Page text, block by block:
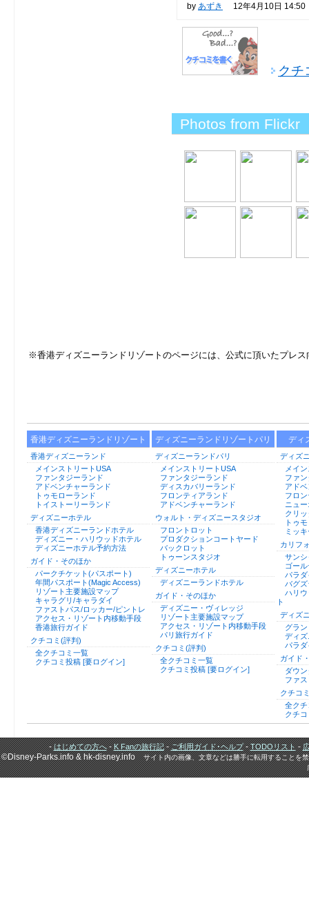
by あずき 12年4月10日 14:50
クチ
Photos from Flickr
※香港ディズニーランドリゾートのページには、公式に頂いたプレ
香港ディズニーランドリゾート
香港ディズニーランド
メインストリートUSA
ファンタジーランド
アドベンチャーランド
トゥモローランド
トイストーリーランド
ディズニーホテル
香港ディズニーランドホテル
ディズニー・ハリウッドホテル
ディズニーホテル予約方法
ガイド・そのほか
パークチケット(パスポート)
年間パスポート(Magic Access)
リゾート主要施設マップ
キャラグリ/キャラダイ
ファストパス/ロッカー/ピントレ
アクセス・リゾート内移動手段
香港旅行ガイド
クチコミ(評判)
全クチコミ一覧
クチコミ投稿 [要ログイン]
ディズニーランドリゾートパリ
ディズニーランドパリ
メインストリートUSA
ファンタジーランド
ディスカバリーランド
フロンティアランド
アドベンチャーランド
ウォルト・ディズニースタジオ
フロントロット
プロダクションコートヤード
バックロット
トゥーンスタジオ
ディズニーホテル
ディズニーランドホテル
ガイド・そのほか
ディズニー・ヴィレッジ
リゾート主要施設マップ
アクセス・リゾート内移動手段
パリ旅行ガイド
クチコミ(評判)
全クチコミ一覧
クチコミ投稿 [要ログイン]
ディ
ディズ
メイ
ファ
アド
フロ
ニュ
クリ
トゥ
ミッ
カリフ
サン
ゴー
パラ
バグ
ハリ
ト
ディズ
グラ
ディ
パラ
ガイド
ダウ
ファ
クチコ
全ク
クチ
-はじめての方へ-K Fanの旅行記-ご利用ガイド･ヘルプ-TODOリスト-
©Disney-Parks.info & hk-disney.infoサイト内の画像、文章などは勝手に転用することを